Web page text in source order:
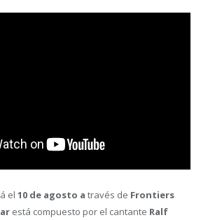
el 10 de agosto a través de Frontiers
está compuesto por el cantante Ralf